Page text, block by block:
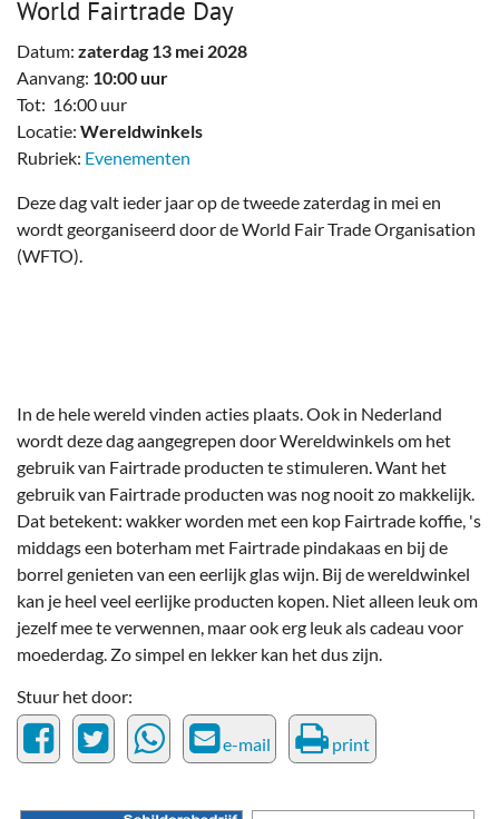
World Fairtrade Day
Datum: zaterdag 13 mei 2028
Aanvang: 10:00 uur
Tot: 16:00 uur
Locatie: Wereldwinkels
Rubriek: Evenementen
Deze dag valt ieder jaar op de tweede zaterdag in mei en
wordt georganiseerd door de World Fair Trade Organisation
(WFTO).
In de hele wereld vinden acties plaats. Ook in Nederland
wordt deze dag aangegrepen door Wereldwinkels om het
gebruik van Fairtrade producten te stimuleren. Want het
gebruik van Fairtrade producten was nog nooit zo makkelijk.
Dat betekent: wakker worden met een kop Fairtrade koffie, 's
middags een boterham met Fairtrade pindakaas en bij de
borrel genieten van een eerlijk glas wijn. Bij de wereldwinkel
kan je heel veel eerlijke producten kopen. Niet alleen leuk om
jezelf mee te verwennen, maar ook erg leuk als cadeau voor
moederdag. Zo simpel en lekker kan het dus zijn.
Stuur het door:
e-mail print